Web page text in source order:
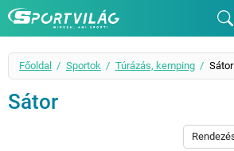
Sportvilág
Főoldal Sportok Túrázás, kemping Sátor
Sátor